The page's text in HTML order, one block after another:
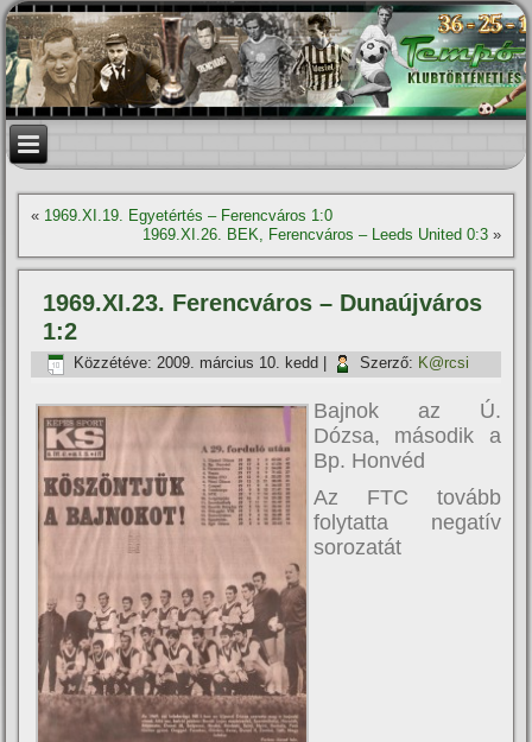
« 1969.XI.19. Egyetértés – Ferencváros 1:0
1969.XI.26. BEK, Ferencváros – Leeds United 0:3»
1969.XI.23. Ferencváros – Dunaújváros
1:2
Közzétéve: 2009. március 10. kedd Szerző: K@rcsi
Bajnok az Ú.
Dózsa, második a
Bp. Honvéd
Az FTC tovább
folytatta negatív
sorozatát